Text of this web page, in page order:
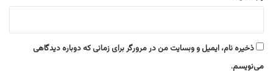
ذخیره نام، ایمیل و وبسایت من در مرورگر برای زمانی که دوباره دیدگاهی
می‌نویسم.